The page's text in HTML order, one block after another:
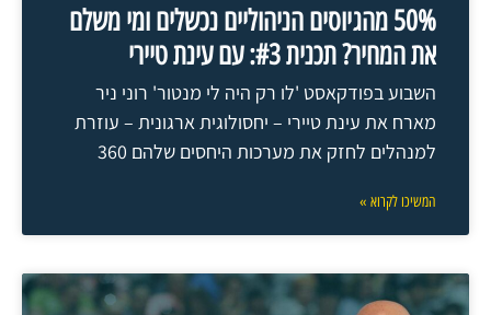
50% מהגיוסים הניהוליים נכשלים ומי משלם
את המחיר? תכנית #3: עם עינת טיירי
השבוע בפודקאסט 'לו רק היה לי מנטור' רוני ניר
מארח את עינת טיירי – יחסולוגית ארגונית – עוזרת
למנהלים לחזק את מערכות היחסים שלהם 360
המשיכו לקרוא »